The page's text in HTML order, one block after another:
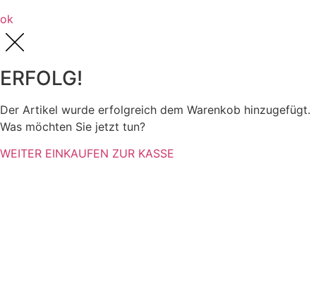
ok
ERFOLG!
Der Artikel wurde erfolgreich dem Warenkob hinzugefügt.
Was möchten Sie jetzt tun?
WEITER EINKAUFEN ZUR KASSE